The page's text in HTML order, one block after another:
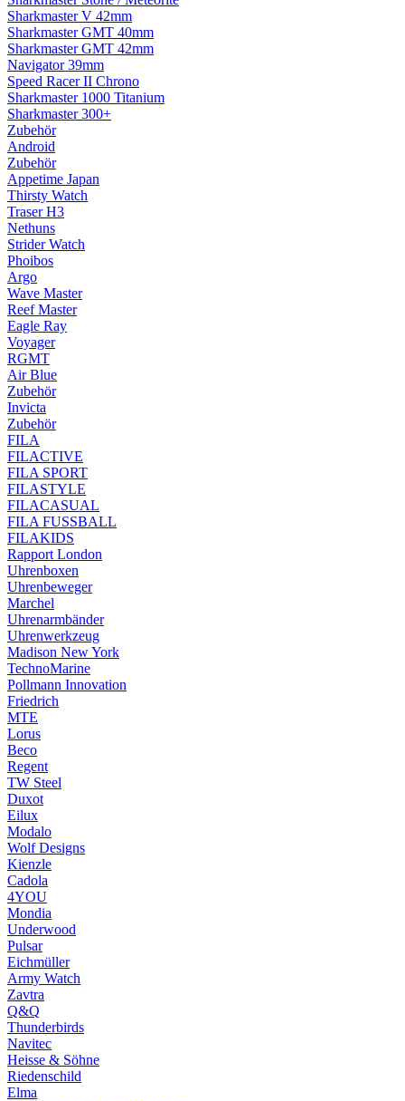
Sharkmaster V 42mm
Sharkmaster GMT 40mm
Sharkmaster GMT 42mm
Navigator 39mm
Speed Racer II Chrono
Sharkmaster 1000 Titanium
Sharkmaster 300+
Zubehör
Android
Zubehör
Appetime Japan
Thirsty Watch
Traser H3
Nethuns
Strider Watch
Phoibos
Argo
Wave Master
Reef Master
Eagle Ray
Voyager
RGMT
Air Blue
Zubehör
Invicta
Zubehör
FILA
FILACTIVE
FILA SPORT
FILASTYLE
FILACASUAL
FILA FUSSBALL
FILAKIDS
Rapport London
Uhrenboxen
Uhrenbeweger
Marchel
Uhrenarmbänder
Uhrenwerkzeug
Madison New York
TechnoMarine
Pollmann Innovation
Friedrich
MTE
Lorus
Beco
Regent
TW Steel
Duxot
Eilux
Modalo
Wolf Designs
Kienzle
Cadola
4YOU
Mondia
Underwood
Pulsar
Eichmüller
Army Watch
Zavtra
Q&Q
Thunderbirds
Navitec
Heisse & Söhne
Riedenschild
Elma